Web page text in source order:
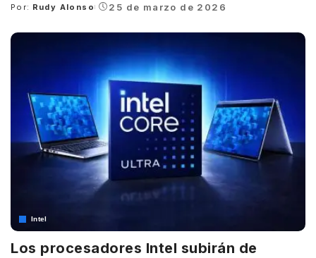
Posted
Por: Rudy Alonso 25 de marzo de 2026
Intel
Los procesadores Intel subirán de